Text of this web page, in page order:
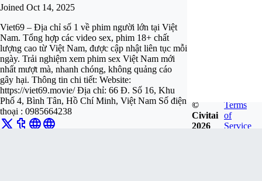
Joined Oct 14, 2025
Viet69 – Địa chỉ số 1 về phim người lớn tại Việt
Nam. Tổng hợp các video sex, phim 18+ chất
lượng cao từ Việt Nam, được cập nhật liên tục mỗi
ngày. Trải nghiệm xem phim sex Việt Nam mới
nhất mượt mà, nhanh chóng, không quảng cáo
gây hại. Thông tin chi tiết: Website:
https://viet69.movie/ Địa chỉ: 66 Đ. Số 16, Khu
Phố 4, Bình Tân, Hồ Chí Minh, Việt Nam Số điện
thoại : 0985664238
©
Civitai
2026
Terms
of
Service